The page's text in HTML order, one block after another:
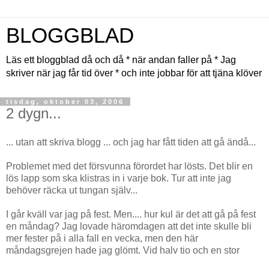
BLOGGBLAD
Läs ett bloggblad då och då * när andan faller på * Jag
skriver när jag får tid över * och inte jobbar för att tjäna klöver
tisdag, oktober 03, 2006
2 dygn...
... utan att skriva blogg ... och jag har fått tiden att gå ändå...
Problemet med det försvunna förordet har lösts. Det blir en
lös lapp som ska klistras in i varje bok. Tur att inte jag
behöver räcka ut tungan själv...
I går kväll var jag på fest. Men.... hur kul är det att gå på fest
en måndag? Jag lovade häromdagen att det inte skulle bli
mer fester på i alla fall en vecka, men den här
måndagsgrejen hade jag glömt. Vid halv tio och en stor